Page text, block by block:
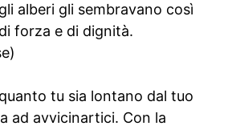
alberi gli sembravano così
forza e di dignità.
tu sia lontano dal tuo
ad avvicinartici. Con la